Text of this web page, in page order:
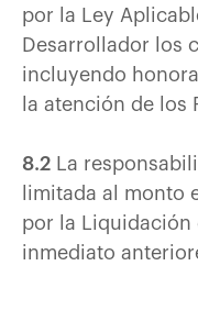
por la Ley
Desarrollador los
incluyendo
la atención de los
8.2 La
limitada al monto
por la Liquidación
inmediato